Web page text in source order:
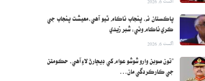
پاڪستان نه، پنجاب ناڪام ٿيو آهي،معيشت پنجاب جي
ڪري ناڪام وئي: شبر زيدي
اگست 6, 2026
”نون صوبن وارو شوشو عوام کي ڊيڄارڻ لاءِ آهي، حڪومتن
جي ڪارڪردگي مان…